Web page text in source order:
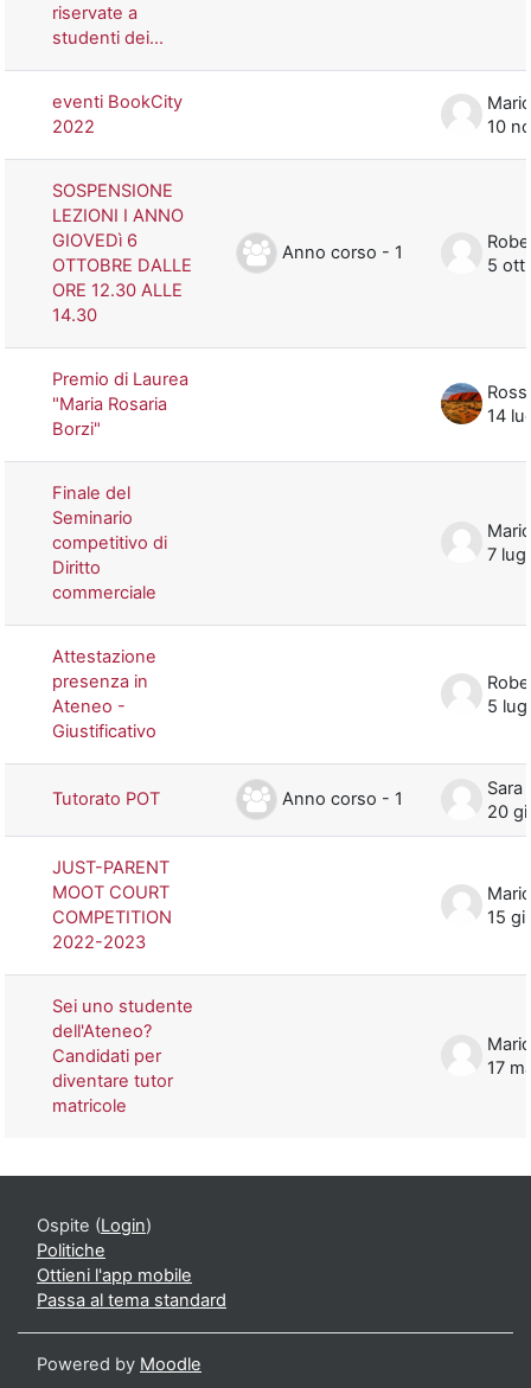
riservate a
studenti dei...
eventi BookCity
2022
10
SOSPENSIONE
LEZIONI I ANNO
GIOVEDì 6
OTTOBRE DALLE
ORE 12.30 ALLE
14.30
Anno corso - 1
5 ott
Premio di Laurea
"Maria Rosaria
Borzi"
14
Finale del
Seminario
competitivo di
Diritto
commerciale
7
Attestazione
presenza in
Ateneo -
Giustificativo
5
Tutorato POT Anno corso - 1
Sara
20
JUST-PARENT
MOOT COURT
COMPETITION
2022-2023
15
Sei uno studente
dell'Ateneo?
Candidati per
diventare tutor
matricole
17
Ospite (Login)
Politiche
Ottieni l'app mobile
Passa al tema standard
Powered by Moodle